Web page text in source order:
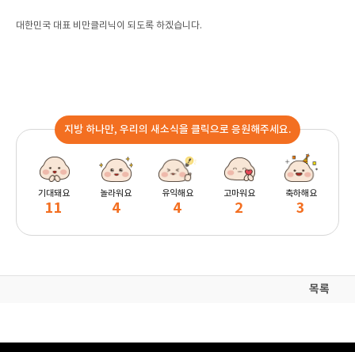
대한민국 대표 비만클리닉이 되도록 하겠습니다.
지방 하나만, 우리의 새소식을 클릭으로 응원해주세요.
기대돼요
11
놀라워요
4
유익해요
4
고마워요
2
축하해요
3
목록